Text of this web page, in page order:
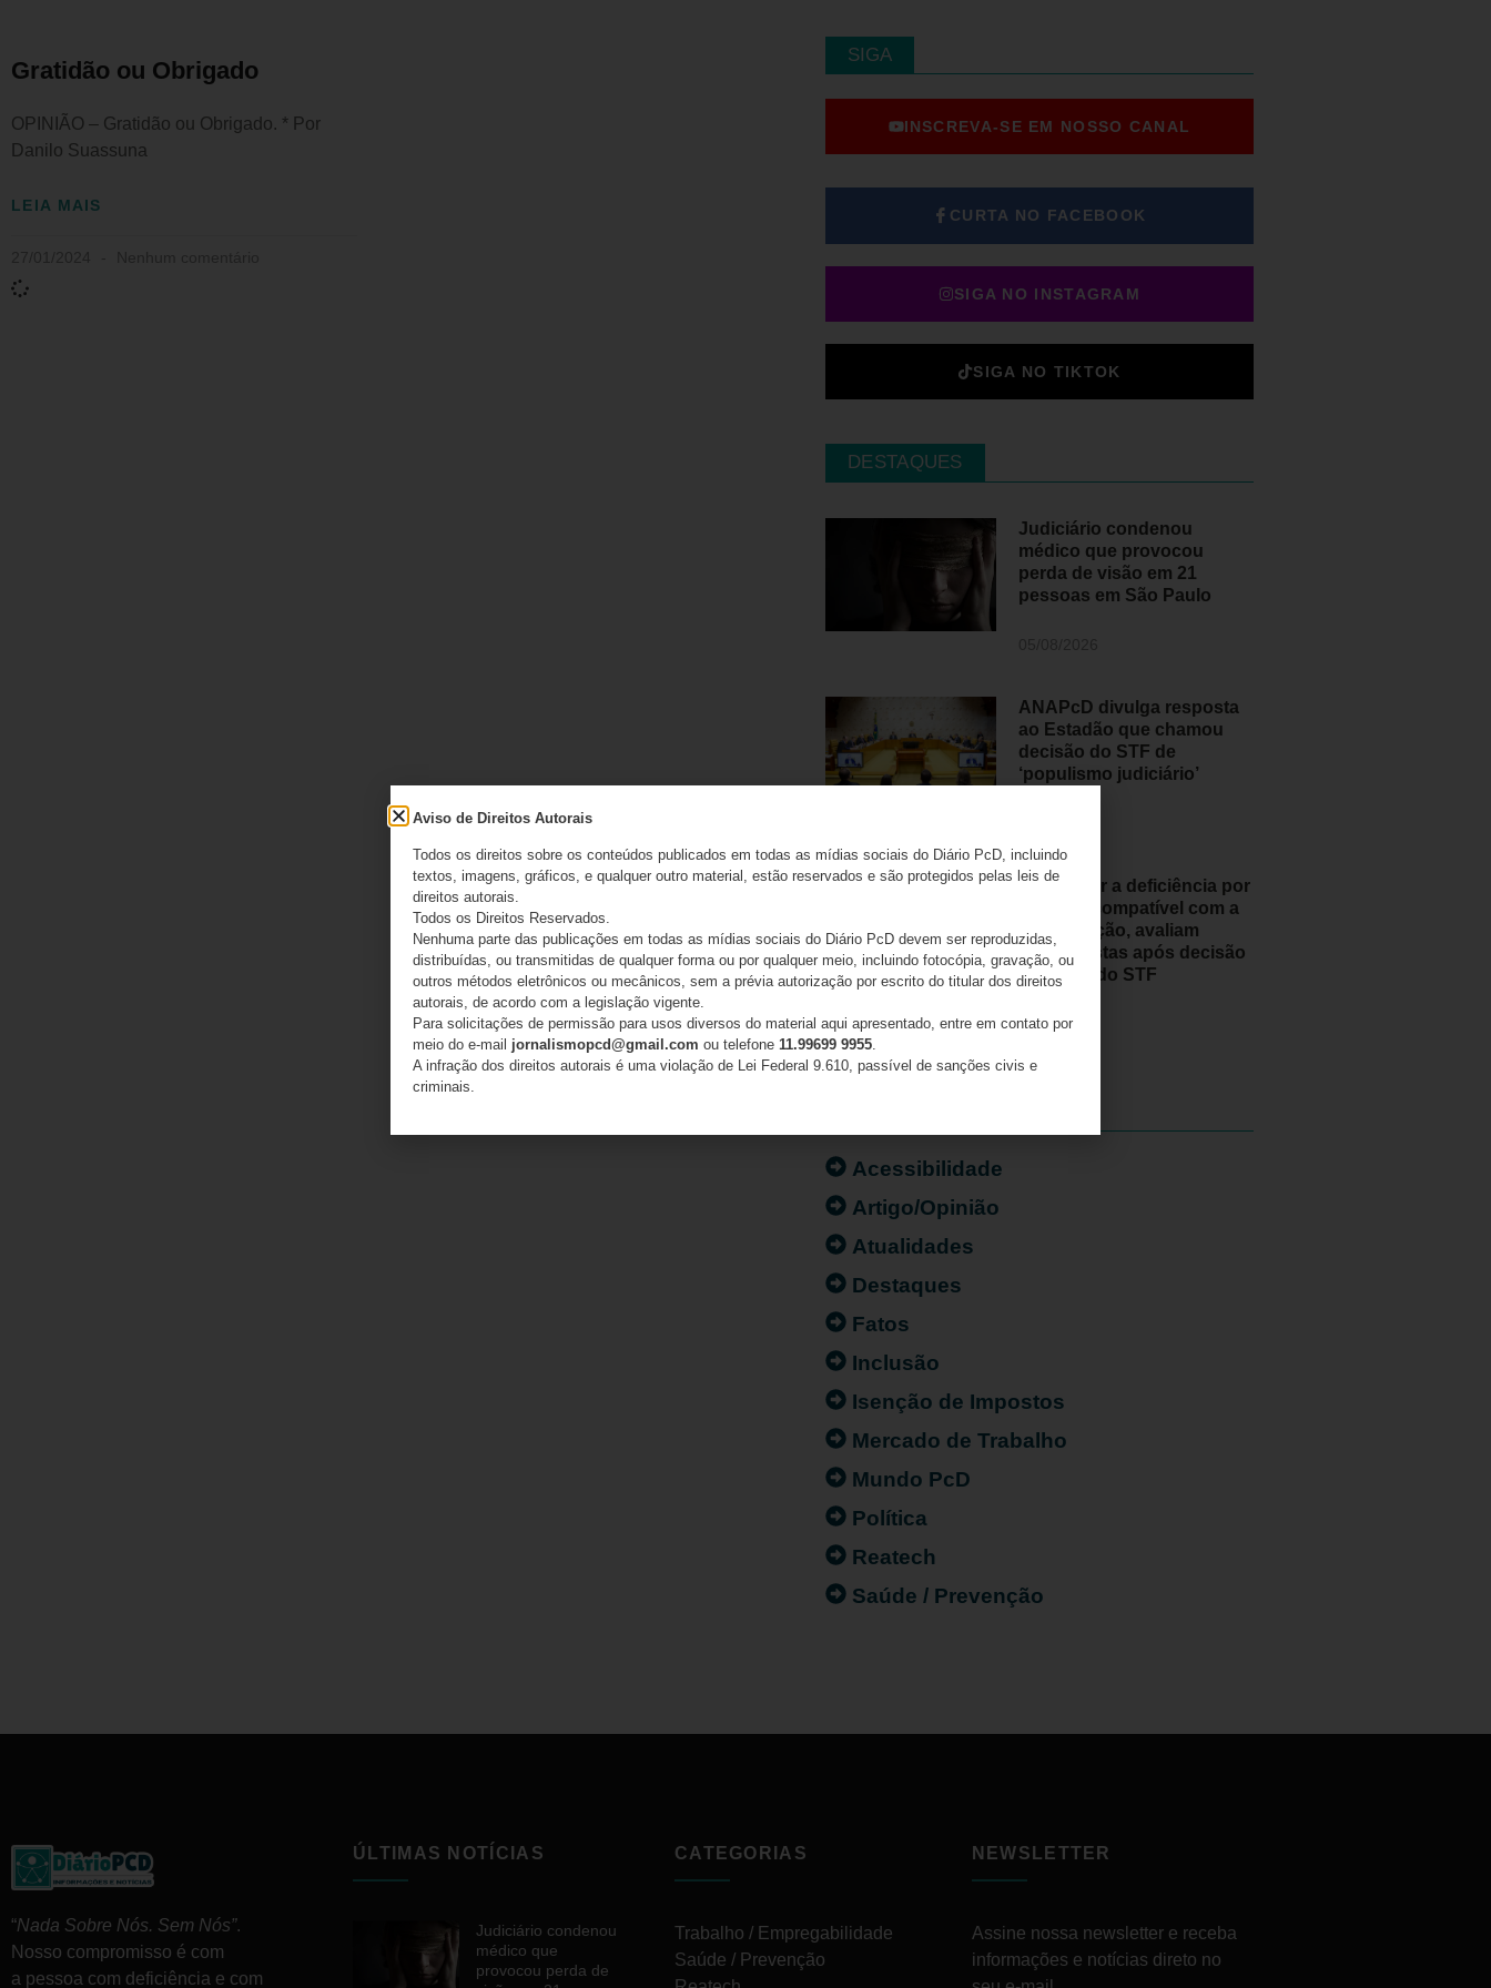
Gratidão ou Obrigado
OPINIÃO – Gratidão ou Obrigado. * Por
Danilo Suassuna
LEIA MAIS
SIGA
INSCREVA-SE EM NOSSO CANAL
CURTA NO FACEBOOK
SIGA NO INSTAGRAM
SIGA NO TIKTOK
DESTAQUES
Judiciário condenou
médico que provocou
perda de visão em 21
pessoas em São Paulo
ANAPcD divulga resposta
ao Estadão que chamou
decisão do STF de
‘populismo judiciário’
Classificar a deficiência por
grau é incompatível com a
Constituição, avaliam
especialistas após decisão
histórica do STF
04/08/2026
Acessibilidade
Artigo/Opinião
Atualidades
Destaques
Fatos
Inclusão
Isenção de Impostos
Mercado de Trabalho
Mundo PcD
Política
Reatech
Saúde / Prevenção
“Nada Sobre Nós. Sem Nós”.
Nosso compromisso é com
a pessoa com deficiência e com
ÚLTIMAS NOTÍCIAS
Judiciário condenou
médico que
provocou perda de
CATEGORIAS
Trabalho / Empregabilidade
Saúde / Prevenção
NEWSLETTER
Assine nossa newsletter e receba
informações e notícias direto no
Aviso de Direitos Autorais
Todos os direitos sobre os conteúdos publicados em todas as mídias sociais do Diário PcD, incluindo
textos, imagens, gráficos, e qualquer outro material, estão reservados e são protegidos pelas leis de
direitos autorais.
Todos os Direitos Reservados.
Nenhuma parte das publicações em todas as mídias sociais do Diário PcD devem ser reproduzidas,
distribuídas, ou transmitidas de qualquer forma ou por qualquer meio, incluindo fotocópia, gravação, ou
outros métodos eletrônicos ou mecânicos, sem a prévia autorização por escrito do titular dos direitos
autorais, de acordo com a legislação vigente.
Para solicitações de permissão para usos diversos do material aqui apresentado, entre em contato por
meio do e-mail jornalismopcd@gmail.com ou telefone 11.99699 9955.
A infração dos direitos autorais é uma violação de Lei Federal 9.610, passível de sanções civis e
criminais.